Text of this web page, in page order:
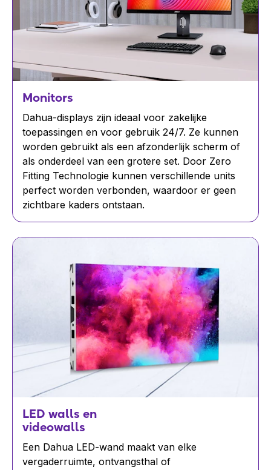
Monitors
Dahua-displays zijn ideaal voor zakelijke
toepassingen en voor gebruik 24/7. Ze kunnen
worden gebruikt als een afzonderlijk scherm of
als onderdeel van een grotere set. Door Zero
Fitting Technologie kunnen verschillende units
perfect worden verbonden, waardoor er geen
zichtbare kaders ontstaan.
LED walls en
videowalls
Een Dahua LED-wand maakt van elke
vergaderruimte, ontvangsthal of